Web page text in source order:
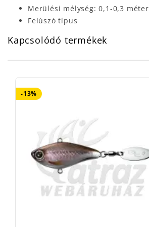
Merülési mélység: 0,1-0,3 méter
Felúszó típus
Kapcsolódó termékek
-13%